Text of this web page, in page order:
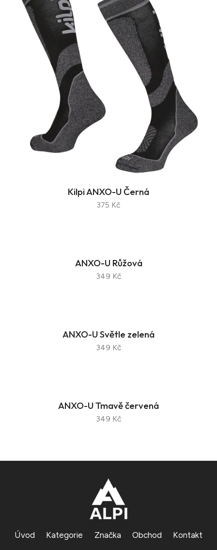
Kilpi ANXO-U Černá
375 Kč
ANXO-U Růžová
349 Kč
ANXO-U Světle zelená
349 Kč
ANXO-U Tmavě červená
349 Kč
Úvod Kategorie Značka Obchod Kontakt